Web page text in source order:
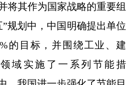
将其作为国家战略的重要组
”规划中，中国明确提出单位
的目标，并围绕工业、建
域实施了一系列节能措